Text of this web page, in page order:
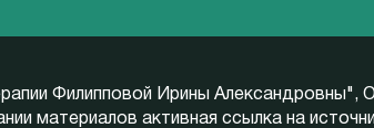
Филипповой Ирины
материалов активная ссылка на